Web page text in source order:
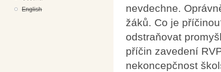
English
nevdechne.
žáků. Co je
odstraňovat
příčin zavedení
nekoncepčnost